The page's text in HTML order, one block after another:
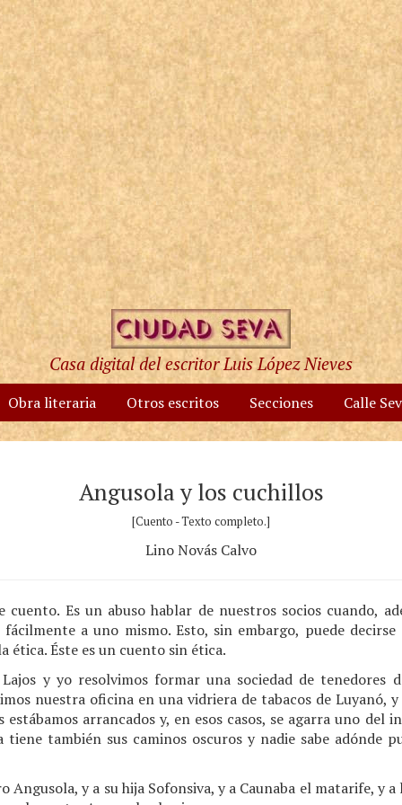
Casa digital del escritor Luis López Nieves
Obra literaria Otros escritos Secciones Calle
Angusola y los cuchillos
[Cuento - Texto completo.]
Lino Novás Calvo
cuento. Es un abuso hablar de nuestros socios cuando,
a uno mismo. Esto, sin embargo, puede
ética. Éste es un cuento sin ética.
y yo resolvimos formar una sociedad de tenedores
nuestra oficina en una vidriera de tabacos de Luyanó,
arrancados y, en esos casos, se agarra uno del
también sus caminos oscuros y nadie sabe adónde
Angusola, y a su hija Sofonsiva, y a Caunaba el matarife, y